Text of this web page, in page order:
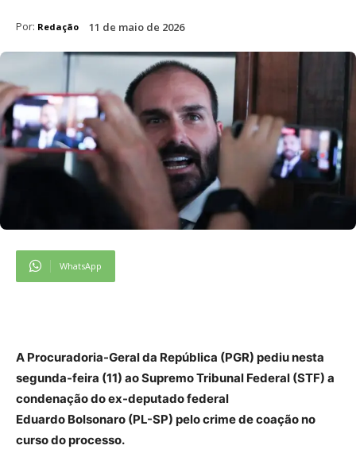
Por: Redação 11 de maio de 2026
WhatsApp
A Procuradoria-Geral da República (PGR) pediu nesta
segunda-feira (11) ao Supremo Tribunal Federal (STF) a
condenação do ex-deputado federal
Eduardo Bolsonaro (PL-SP) pelo crime de coação no
curso do processo.